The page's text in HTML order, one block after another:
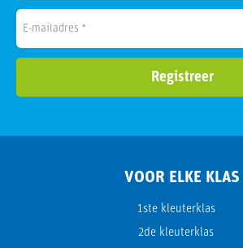
VOOR ELKE KLAS
1ste kleuterklas
2de kleuterklas